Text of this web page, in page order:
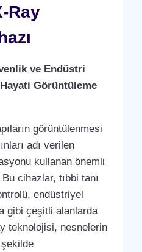
Ray
ve Endüstri
Görüntüleme
görüntülenmesi
adı verilen
kullanan önemli
cihazlar, tıbbi tanı
endüstriyel
gibi çeşitli alanlarda
teknolojisi, nesnelerin
şekilde